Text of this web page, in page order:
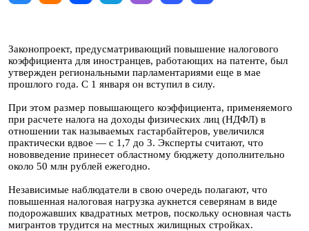
Законопроект, предусматривающий повышение налогового
коэффициента для иностранцев, работающих на патенте, был
утвержден региональными парламентариями еще в мае
прошлого года. С 1 января он вступил в силу.
При этом размер повышающего коэффициента, применяемого
при расчете налога на доходы физических лиц (НДФЛ) в
отношении так называемых гастарбайтеров, увеличился
практически вдвое — с 1,7 до 3. Эксперты считают, что
нововведение принесет областному бюджету дополнительно
около 50 млн рублей ежегодно.
Независимые наблюдатели в свою очередь полагают, что
повышенная налоговая нагрузка аукнется северянам в виде
подорожавших квадратных метров, поскольку основная часть
мигрантов трудится на местных жилищных стройках.